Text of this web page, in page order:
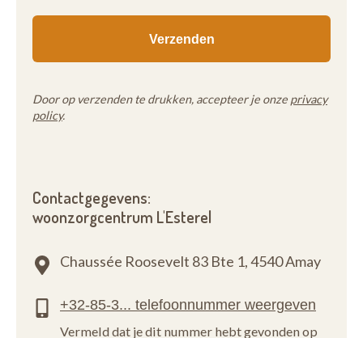
Door op verzenden te drukken, accepteer je onze privacy
policy.
Contactgegevens:
woonzorgcentrum L'Esterel
Chaussée Roosevelt 83 Bte 1,4540 Amay
Vermeld dat je dit nummer hebt gevonden op